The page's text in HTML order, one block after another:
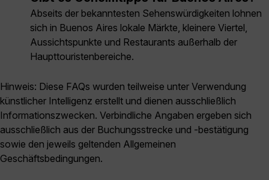
Abseits der bekanntesten Sehenswürdigkeiten lohnen
sich in Buenos Aires lokale Märkte, kleinere Viertel,
Aussichtspunkte und Restaurants außerhalb der
Haupttouristenbereiche.
Hinweis: Diese FAQs wurden teilweise unter Verwendung
künstlicher Intelligenz erstellt und dienen ausschließlich
Informationszwecken. Verbindliche Angaben ergeben sich
ausschließlich aus der Buchungsstrecke und -bestätigung
sowie den jeweils geltenden Allgemeinen
Geschäftsbedingungen.